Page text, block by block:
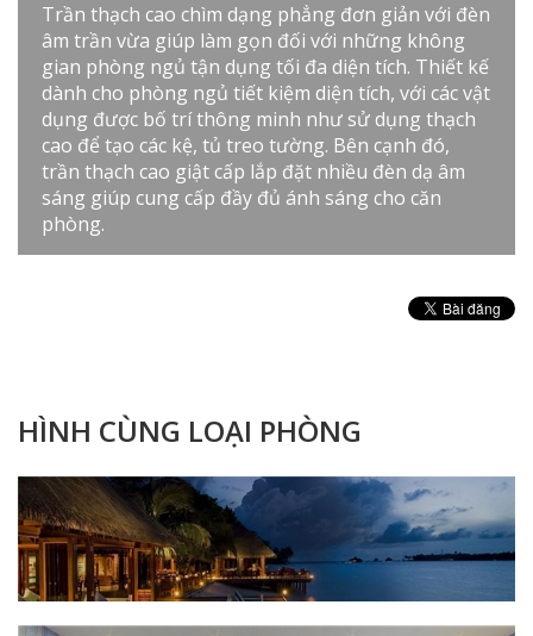
Trần thạch cao chìm dạng phẳng đơn giản với đèn
âm trần vừa giúp làm gọn đối với những không
gian phòng ngủ tận dụng tối đa diện tích. Thiết kế
dành cho phòng ngủ tiết kiệm diện tích, với các vật
dụng được bố trí thông minh như sử dụng thạch
cao để tạo các kệ, tủ treo tường. Bên cạnh đó,
trần thạch cao giật cấp lắp đặt nhiều đèn dạ âm
sáng giúp cung cấp đầy đủ ánh sáng cho căn
phòng.
HÌNH CÙNG LOẠI PHÒNG